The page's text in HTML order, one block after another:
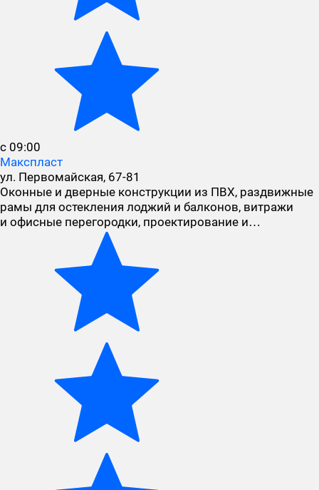
с 09:00
Макспласт
ул. Первомайская, 67-81
Оконные и дверные конструкции из ПВХ, раздвижные
рамы для остекления лоджий и балконов, витражи
и офисные перегородки, проектирование и…